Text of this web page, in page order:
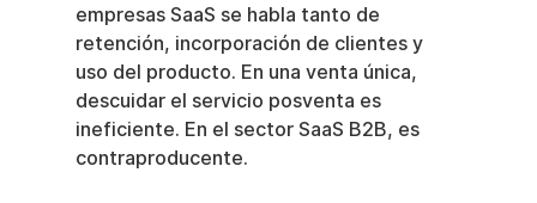
empresas SaaS se habla tanto de
retención, incorporación de clientes y
uso del producto. En una venta única,
descuidar el servicio posventa es
ineficiente. En el sector SaaS B2B, es
contraproducente.